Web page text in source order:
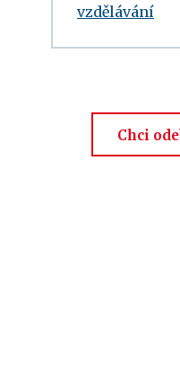
vzdělávání
Chci